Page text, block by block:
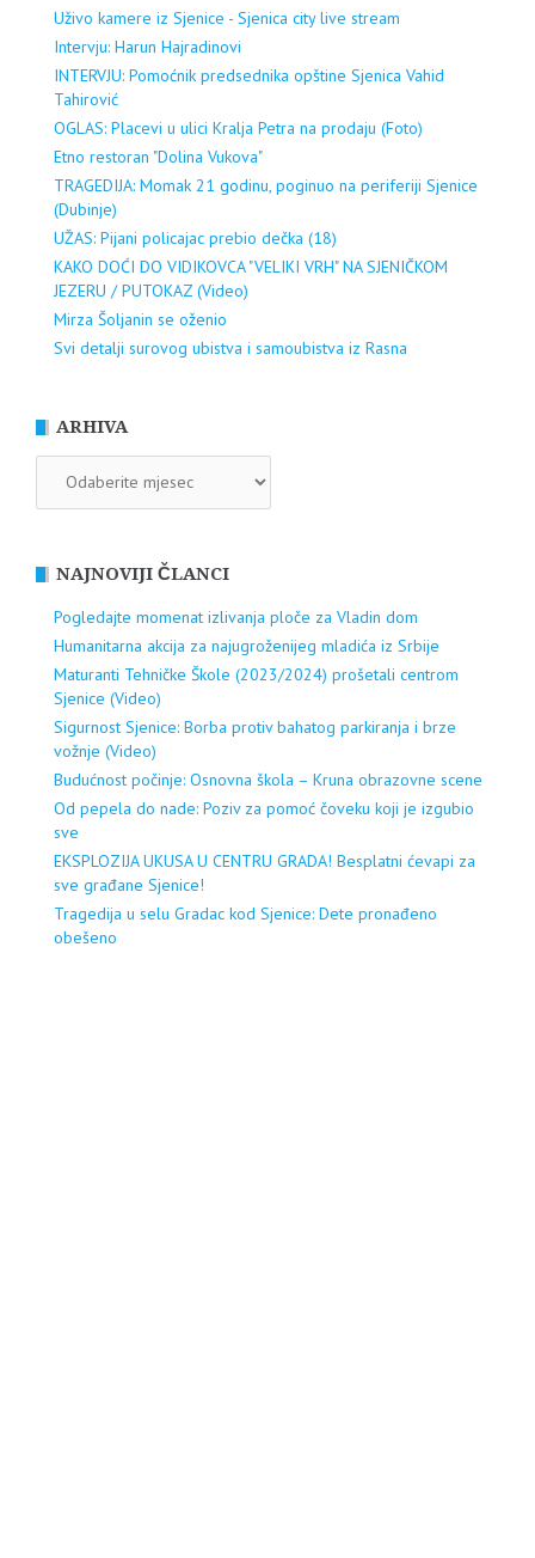
Uživo kamere iz Sjenice - Sjenica city live stream
Intervju: Harun Hajradinovi
INTERVJU: Pomoćnik predsednika opštine Sjenica Vahid
Tahirović
OGLAS: Placevi u ulici Kralja Petra na prodaju (Foto)
Etno restoran "Dolina Vukova"
TRAGEDIJA: Momak 21 godinu, poginuo na periferiji Sjenice
(Dubinje)
UŽAS: Pijani policajac prebio dečka (18)
KAKO DOĆI DO VIDIKOVCA "VELIKI VRH" NA SJENIČKOM
JEZERU / PUTOKAZ (Video)
Mirza Šoljanin se oženio
Svi detalji surovog ubistva i samoubistva iz Rasna
ARHIVA
NAJNOVIJI ČLANCI
Pogledajte momenat izlivanja ploče za Vladin dom
Humanitarna akcija za najugroženijeg mladića iz Srbije
Maturanti Tehničke Škole (2023/2024) prošetali centrom
Sjenice (Video)
Sigurnost Sjenice: Borba protiv bahatog parkiranja i brze
vožnje (Video)
Budućnost počinje: Osnovna škola – Kruna obrazovne scene
Od pepela do nade: Poziv za pomoć čoveku koji je izgubio
sve
EKSPLOZIJA UKUSA U CENTRU GRADA! Besplatni ćevapi za
sve građane Sjenice!
Tragedija u selu Gradac kod Sjenice: Dete pronađeno
obešeno